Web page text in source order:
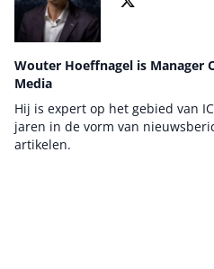
Wouter Hoeffnagel is Manager
Media
Hij is expert op het gebied van
jaren in de vorm van
artikelen.